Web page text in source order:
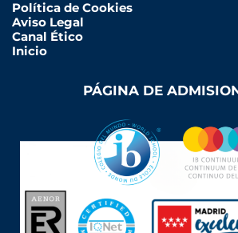
Política de Cookies
Aviso Legal
Canal Ético
Inicio
PÁGINA DE